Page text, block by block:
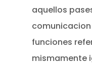
aquellos
funciones
mismamente